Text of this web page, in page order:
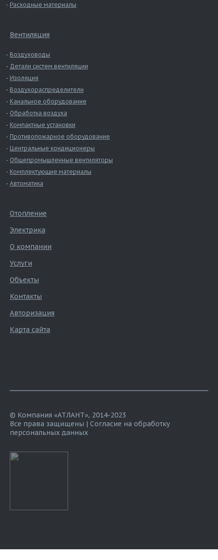
Расходные материалы
Вентиляция
Воздуховоды
Детали систем вентиляции
Изоляция
Воздухораспределители
Канальное оборудование
Обработка воздуха
Компактные установки
Противопожарное оборудование
Центральные кондиционеры
Общепромышленные вентиляторы
Комплектующие материалы
Автоматика
Отопление
Электрика
О компании
Услуги
Объекты
Контакты
Авторизация
Карта сайта
© Компания «АТЛАНТ», 2014-2023
Все права защищены | Согласие на обработку
персональных данных